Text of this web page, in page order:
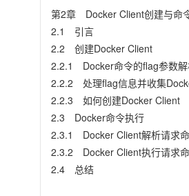
第2章 Docker Client创建与命
2.1 引言
2.2 创建Docker Client
2.2.1 Docker命令的flag参数
2.2.2 处理flag信息并收集
2.2.3 如何创建Docker Client
2.3 Docker命令执行
2.3.1 Docker Client解析请求
2.3.2 Docker Client执行请求
2.4 总结